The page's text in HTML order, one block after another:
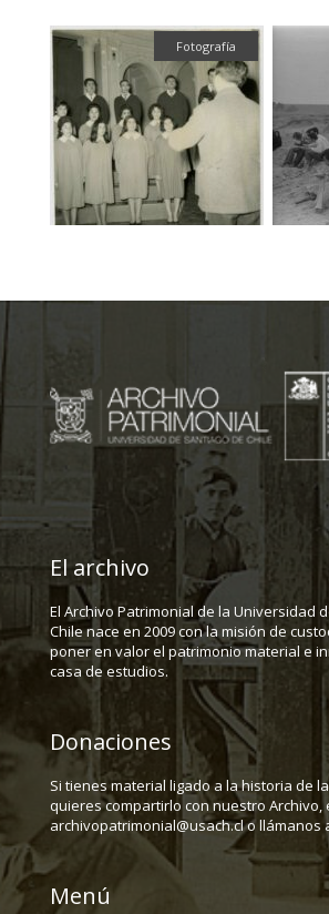
Fotografía
El archivo
El Archivo Patrimonial de la Universidad
Chile nace en 2009 con la misión de
poner en valor el patrimonio material e
casa de estudios.
Donaciones
Si tienes material ligado a la historia de
quieres compartirlo con nuestro Archivo,
archivopatrimonial@usach.cl o llámanos
Menú